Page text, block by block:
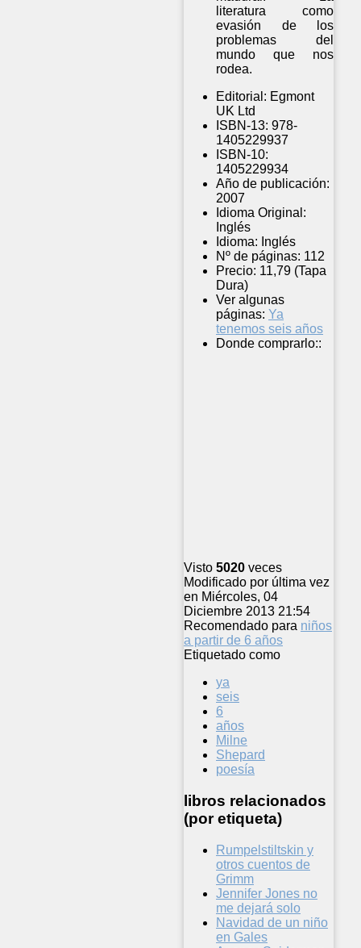
literatura como
evasión de los
problemas del
mundo que nos
rodea.
Editorial: Egmont
UK Ltd
ISBN-13: 978-
1405229937
ISBN-10:
1405229934
Año de publicación:
2007
Idioma Original:
Inglés
Idioma: Inglés
Nº de páginas: 112
Precio: 11,79 (Tapa
Dura)
Ver algunas
páginas: Ya
tenemos seis años
Donde comprarlo::
Visto 5020 veces
Modificado por última vez
en Miércoles, 04
Diciembre 2013 21:54
Recomendado para niños
a partir de 6 años
Etiquetado como
ya
seis
6
años
Milne
Shepard
poesía
libros relacionados
(por etiqueta)
Rumpelstiltskin y
otros cuentos de
Grimm
Jennifer Jones no
me dejará solo
Navidad de un niño
en Gales